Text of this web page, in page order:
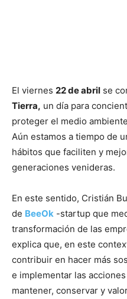
El viernes 22 de abril se
Tierra, un día para
proteger el medio
Aún estamos a tiempo de
hábitos que faciliten y
generaciones venideras.
En este sentido, Cristián
de BeeOk -startup que
transformación de las
explica que, en este
contribuir en hacer más
e implementar las
mantener, conservar y